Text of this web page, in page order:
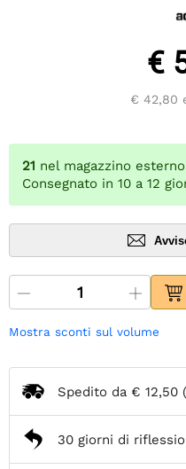
€
€ 42,80
21 nel magazzino esterno
Consegnato in 10 a 12
Mostra sconti sul volume
Spedito da € 12,50
30 giorni di